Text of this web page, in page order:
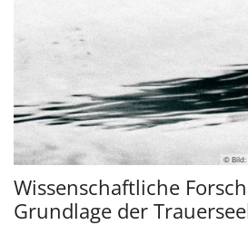
© Bild:
Wissenschaftliche
Grundlage der